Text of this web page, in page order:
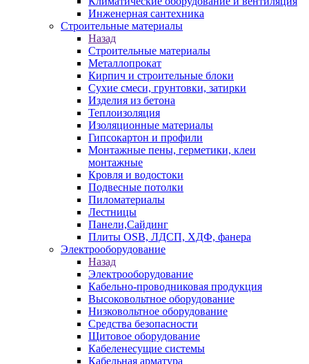
Инженерная сантехника
Строительные материалы
Назад
Строительные материалы
Металлопрокат
Кирпич и строительные блоки
Сухие смеси, грунтовки, затирки
Изделия из бетона
Теплоизоляция
Изоляционные материалы
Гипсокартон и профили
Монтажные пены, герметики, клеи
монтажные
Кровля и водостоки
Подвесные потолки
Пиломатериалы
Лестницы
Панели,Сайдинг
Плиты OSB, ЛДСП, ХДФ, фанера
Электрооборудование
Назад
Электрооборудование
Кабельно-проводниковая продукция
Высоковольтное оборудование
Низковольтное оборудование
Средства безопасности
Щитовое оборудование
Кабеленесущие системы
Кабельная арматура